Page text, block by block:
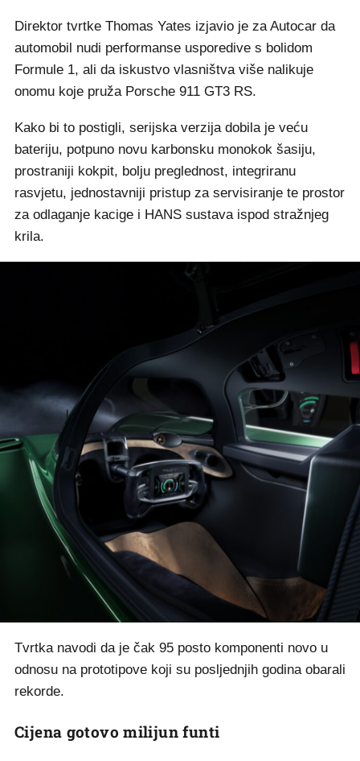
Direktor tvrtke Thomas Yates izjavio je za Autocar da
automobil nudi performanse usporedive s bolidom
Formule 1, ali da iskustvo vlasništva više nalikuje
onomu koje pruža Porsche 911 GT3 RS.
Kako bi to postigli, serijska verzija dobila je veću
bateriju, potpuno novu karbonsku monokok šasiju,
prostraniji kokpit, bolju preglednost, integriranu
rasvjetu, jednostavniji pristup za servisiranje te prostor
za odlaganje kacige i HANS sustava ispod stražnjeg
krila.
Tvrtka navodi da je čak 95 posto komponenti novo u
odnosu na prototipove koji su posljednjih godina obarali
rekorde.
Cijena gotovo milijun funti